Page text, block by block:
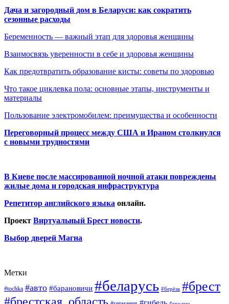
Дача и загородный дом в Беларуси: как сократить
сезонные расходы
Беременность — важный этап для здоровья женщины
Взаимосвязь уверенности в себе и здоровья женщины
Как предотвратить образование кисты: советы по здоровью
Что такое циклевка пола: основные этапы, инструменты и
материалы
Пользование электромобилем: преимущества и особенности
Переговорный процесс между США и Ираном столкнулся
с новыми трудностями
В Киеве после массированной ночной атаки повреждены
жилые дома и городская инфраструктура
Репетитор английского языка онлайн.
Проект Виртуальный Брест новости.
Выбор дверей Магна
Метки
#tochka #авто #барановичи #беларусь #берёза #брест